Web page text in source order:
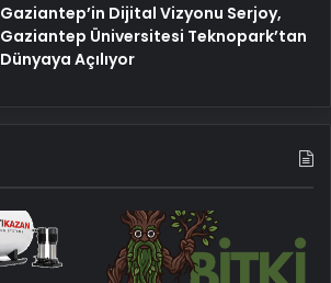
Gaziantep’in Dijital Vizyonu Serjoy,
Gaziantep Üniversitesi Teknopark’tan
Dünyaya Açılıyor